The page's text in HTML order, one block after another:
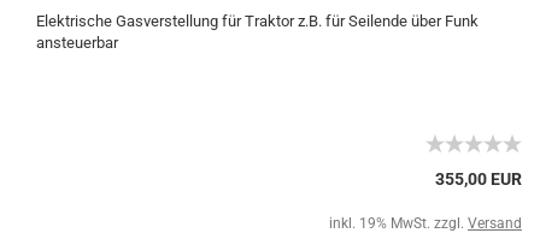
Elektrische Gasverstellung für Traktor z.B. für Seilende über Funk
ansteuerbar
355,00 EUR
inkl. 19% MwSt. zzgl. Versand